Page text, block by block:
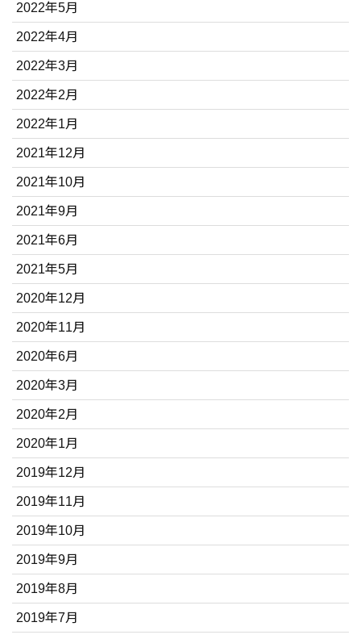
2022年5月
2022年4月
2022年3月
2022年2月
2022年1月
2021年12月
2021年10月
2021年9月
2021年6月
2021年5月
2020年12月
2020年11月
2020年6月
2020年3月
2020年2月
2020年1月
2019年12月
2019年11月
2019年10月
2019年9月
2019年8月
2019年7月